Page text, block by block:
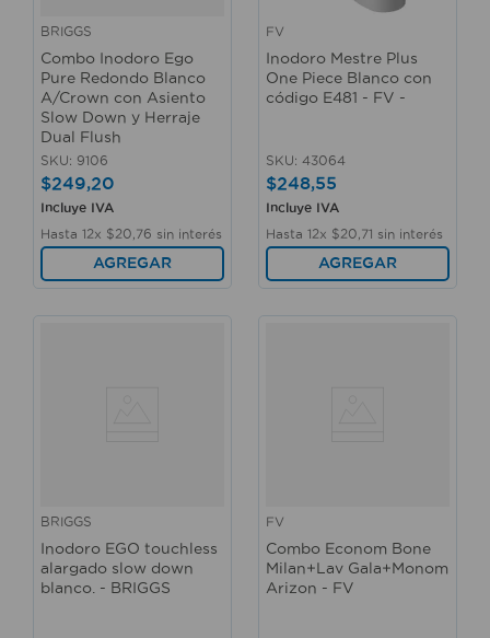
BRIGGS
Combo Inodoro Ego
Pure Redondo Blanco
A/Crown con Asiento
Slow Down y Herraje
Dual Flush
SKU: 9106
$249,20
Incluye IVA
Hasta 12x $20 76 sin interés
AGREGAR
FV
Inodoro Mestre Plus
One Piece Blanco con
código E481 - FV -
SKU: 43064
$248,55
Incluye IVA
Hasta 12x $20 71 sin interés
AGREGAR
BRIGGS
Inodoro EGO touchless
alargado slow down
blanco. - BRIGGS
FV
Combo Econom Bone
Milan+Lav Gala+Monom
Arizon - FV